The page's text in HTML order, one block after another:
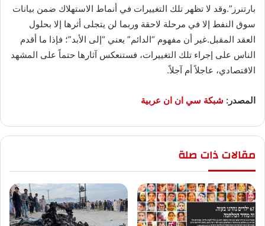
بارتنرز”.وقد لا تظهر تلك التغييرات في أنماط الاستهلاك ضمن بيانات
سوق النفط إلا في مرحلة لاحقة وربما لن يتجلى أثرها إلا بحلول
العقد المقبل.غير أن مفهوم “الدائم” يعني “إلى الأبد”؛ فإذا ما أقدم
الناس على إجراء تلك التغييرات، فستنعكس آثارها حتماً على المشهد
الاقتصادي، عاجلاً أم آجلاً.
المصدر: شبكة سي ان ان عربية
مقالات ذات صلة